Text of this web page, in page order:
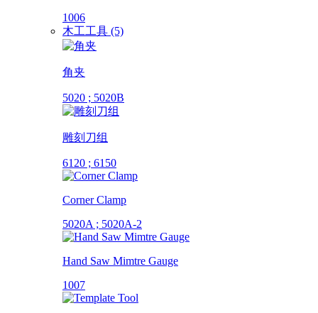
1006
木工工具 (5)
角夹
5020 ; 5020B
雕刻刀组
6120 ; 6150
Corner Clamp
5020A ; 5020A-2
Hand Saw Mimtre Gauge
1007